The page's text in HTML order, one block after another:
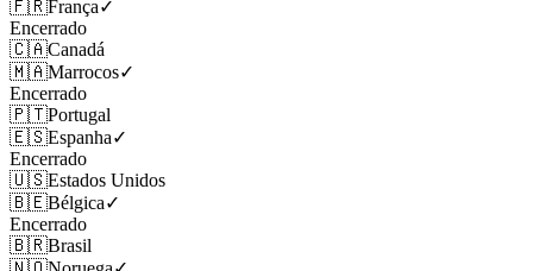
🇫🇷França✓
Encerrado
🇨🇦Canadá
🇲🇦Marrocos✓
Encerrado
🇵🇹Portugal
🇪🇸Espanha✓
Encerrado
🇺🇸Estados Unidos
🇧🇪Bélgica✓
Encerrado
🇧🇷Brasil